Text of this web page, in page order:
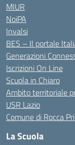
MIUR
NoiPA
Invalsi
BES – Il portale
Generazioni
Iscrizioni On Line
Scuola in Chiaro
Ambito territoriale
USR Lazio
Comune di Rocca
La Scuola